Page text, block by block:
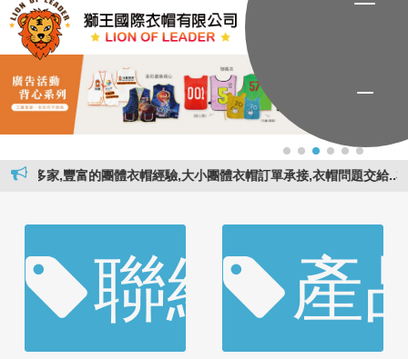
富的團體衣帽經驗,大小團體衣帽訂單承接,衣帽問題交給..衣帽專
聯絡資訊
產